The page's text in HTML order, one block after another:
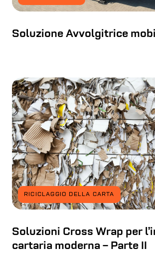
Soluzione Avvolgitrice
RICICLAGGIO DELLA CARTA
Soluzioni Cross Wrap per
cartaria moderna – Parte II